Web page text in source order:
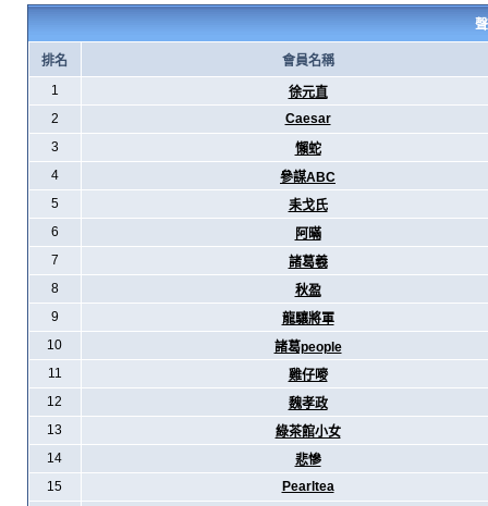
排名
會員名稱
1
徐元直
2
Caesar
3
懶蛇
4
參謀ABC
5
耒戈氏
6
阿暪
7
諸葛羲
8
秋盈
9
龍驤將軍
10
諸葛people
11
雞仔嘜
12
魏孝政
13
綠茶館小女
14
悲慘
15
Pearltea